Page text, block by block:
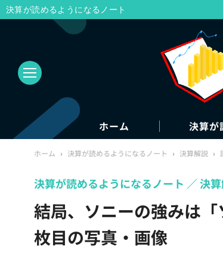
ホーム 決算が
ホーム › 決算が読めるようになるノート › 決算解説 ›
結局、ソニーの強みは
枚目の写真・画像
決算が読めるようになるノート 決
決算が読めるようになるノート